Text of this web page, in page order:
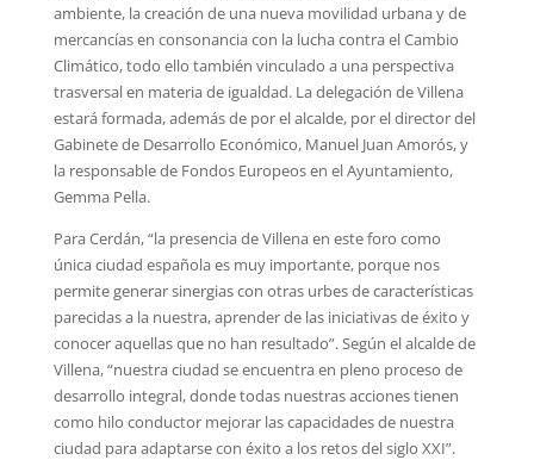
ambiente, la creación de una nueva movilidad urbana y de
mercancías en consonancia con la lucha contra el Cambio
Climático, todo ello también vinculado a una perspectiva
trasversal en materia de igualdad. La delegación de Villena
estará formada, además de por el alcalde, por el director del
Gabinete de Desarrollo Económico, Manuel Juan Amorós, y
la responsable de Fondos Europeos en el Ayuntamiento,
Gemma Pella.
Para Cerdán, “la presencia de Villena en este foro como
única ciudad española es muy importante, porque nos
permite generar sinergias con otras urbes de características
parecidas a la nuestra, aprender de las iniciativas de éxito y
conocer aquellas que no han resultado”. Según el alcalde de
Villena, “nuestra ciudad se encuentra en pleno proceso de
desarrollo integral, donde todas nuestras acciones tienen
como hilo conductor mejorar las capacidades de nuestra
ciudad para adaptarse con éxito a los retos del siglo XXI”.